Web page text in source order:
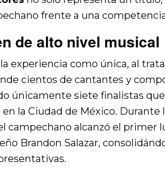
frente a una
de alto nivel musical
experiencia como única, al
cientos de cantantes y
únicamente siete finalistas
la Ciudad de México. Durante
campechano alcanzó el primer
Brandon Salazar,